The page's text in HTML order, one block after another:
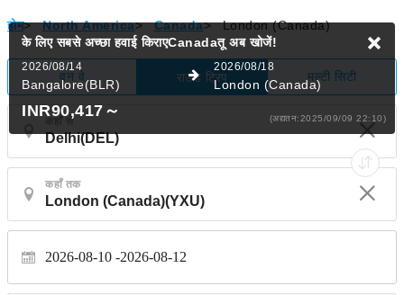
होम> North America> Canada> London (Canada)
वन वे राउंड ट्रिप मल्टी सिटी
कहाँ से
कहाँ तक
2026-08-10 2026-08-12
के लिए सबसे अच्छा हवाई किराएCanadaतूअब खोजें!
2026/08/14
Bangalore(BLR)
2026/08/18
London (Canada)
INR90,417 ～ (अद्यतन:2025/09/09 22:10)